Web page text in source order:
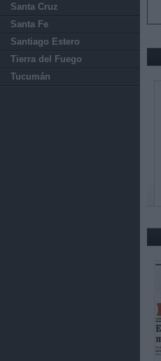
Santa Cruz
Santa Fe
Santiago Estero
Tierra del Fuego
Tucumán